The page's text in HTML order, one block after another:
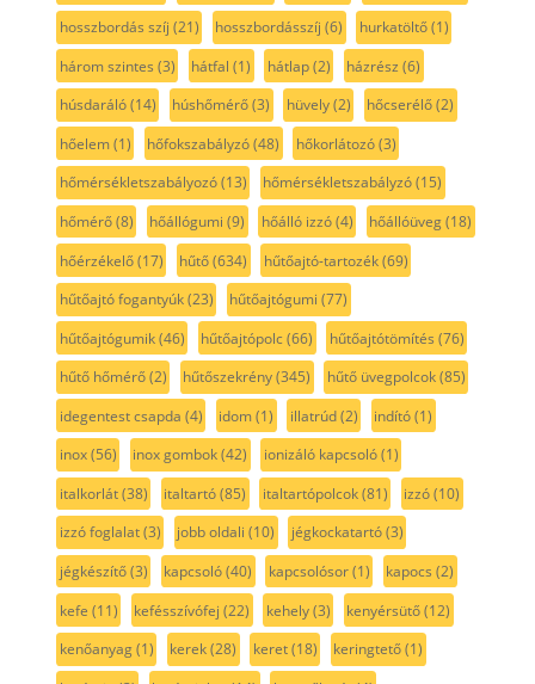
hosszbordás szíj (21) hosszbordásszíj (6) hurkatöltő(1)
három szintes (3) hátfal (1) hátlap(2) házrész (6)
húsdaráló(14) húshőmérő(3) hüvely(2) hőcserélő(2)
hőelem(1) hőfokszabályzó(48) hőkorlátozó(3)
hőmérsékletszabályozó(13) hőmérsékletszabályzó(15)
hőmérő(8) hőállógumi (9) hőálló izzó(4) hőállóüveg(18)
hőérzékelő(17) hűtő(634) hűtőajtó-tartozék(69)
hűtőajtó fogantyúk(23) hűtőajtógumi (77)
hűtőajtógumik(46) hűtőajtópolc(66) hűtőajtótömítés (76)
hűtő hőmérő(2) hűtőszekrény(345) hűtő üvegpolcok(85)
idegentest csapda (4) idom(1) illatrúd(2) indító(1)
inox(56) inox gombok(42) ionizáló kapcsoló(1)
italkorlát(38) italtartó(85) italtartópolcok(81) izzó(10)
izzó foglalat(3) jobb oldali (10) jégkockatartó(3)
jégkészítő(3) kapcsoló(40) kapcsolósor(1) kapocs (2)
kefe (11) kefésszívófej (22) kehely(3) kenyérsütő(12)
kenőanyag(1) kerek(28) keret(18) keringtető(1)